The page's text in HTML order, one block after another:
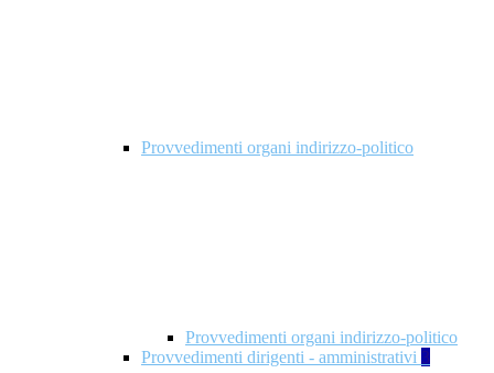
Provvedimenti organi indirizzo-politico
Provvedimenti organi indirizzo-politico
Provvedimenti dirigenti - amministrativi 3